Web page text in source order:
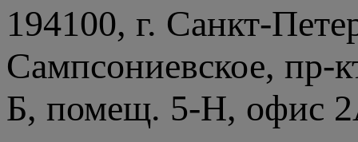
194100, г. Санкт-
Сампсониевское, пр-
Б, помещ. 5-Н, офис